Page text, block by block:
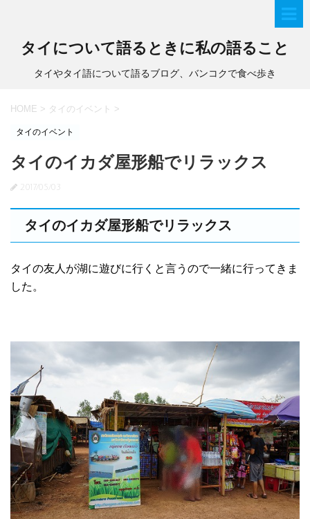
タイについて語るときに私の語ること
タイやタイ語について語るブログ、バンコクで食べ歩き
HOME > タイのイベント >
タイのイベント
タイのイカダ屋形船でリラックス
2017/05/03
タイのイカダ屋形船でリラックス
タイの友人が湖に遊びに行くと言うので一緒に行ってきま
した。